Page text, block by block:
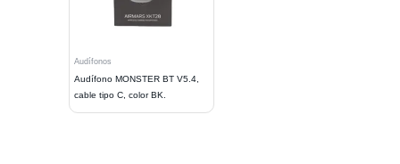
Audífonos
Audífono MONSTER BT V5.4,
cable tipo C, color BK.